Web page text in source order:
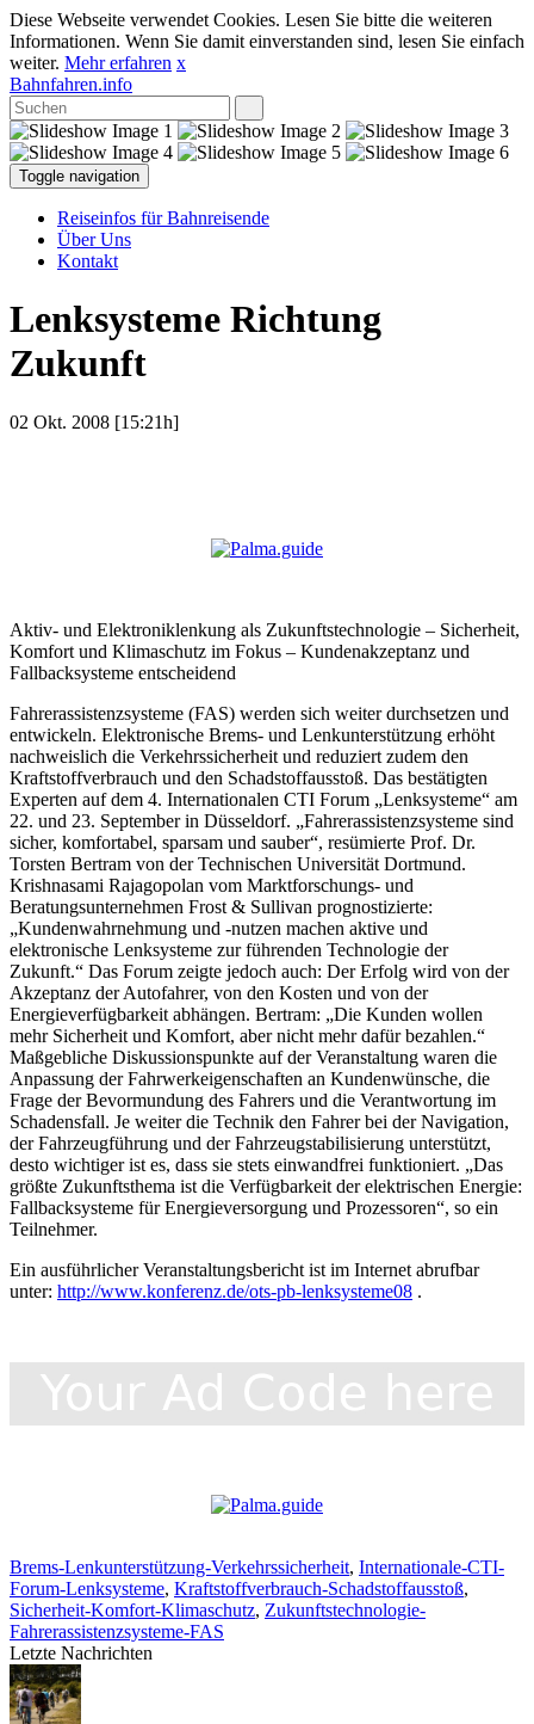
Diese Webseite verwendet Cookies. Lesen Sie bitte die weiteren
Informationen. Wenn Sie damit einverstanden sind, lesen Sie einfach
weiter. Mehr erfahren x
Bahnfahren.info
Toggle navigation
Reiseinfos für Bahnreisende
Über Uns
Kontakt
Lenksysteme Richtung
Zukunft
02 Okt. 2008 [15:21h]
Aktiv- und Elektroniklenkung als Zukunftstechnologie – Sicherheit,
Komfort und Klimaschutz im Fokus – Kundenakzeptanz und
Fallbacksysteme entscheidend
Fahrerassistenzsysteme (FAS) werden sich weiter durchsetzen und
entwickeln. Elektronische Brems- und Lenkunterstützung erhöht
nachweislich die Verkehrssicherheit und reduziert zudem den
Kraftstoffverbrauch und den Schadstoffausstoß. Das bestätigten
Experten auf dem 4. Internationalen CTI Forum „Lenksysteme“ am
22. und 23. September in Düsseldorf. „Fahrerassistenzsysteme sind
sicher, komfortabel, sparsam und sauber“, resümierte Prof. Dr.
Torsten Bertram von der Technischen Universität Dortmund.
Krishnasami Rajagopolan vom Marktforschungs- und
Beratungsunternehmen Frost & Sullivan prognostizierte:
„Kundenwahrnehmung und -nutzen machen aktive und
elektronische Lenksysteme zur führenden Technologie der
Zukunft.“ Das Forum zeigte jedoch auch: Der Erfolg wird von der
Akzeptanz der Autofahrer, von den Kosten und von der
Energieverfügbarkeit abhängen. Bertram: „Die Kunden wollen
mehr Sicherheit und Komfort, aber nicht mehr dafür bezahlen.“
Maßgebliche Diskussionspunkte auf der Veranstaltung waren die
Anpassung der Fahrwerkeigenschaften an Kundenwünsche, die
Frage der Bevormundung des Fahrers und die Verantwortung im
Schadensfall. Je weiter die Technik den Fahrer bei der Navigation,
der Fahrzeugführung und der Fahrzeugstabilisierung unterstützt,
desto wichtiger ist es, dass sie stets einwandfrei funktioniert. „Das
größte Zukunftsthema ist die Verfügbarkeit der elektrischen Energie:
Fallbacksysteme für Energieversorgung und Prozessoren“, so ein
Teilnehmer.
Ein ausführlicher Veranstaltungsbericht ist im Internet abrufbar
unter: http://www.konferenz.de/ots-pb-lenksysteme08 .
Brems-Lenkunterstützung-Verkehrssicherheit, Internationale-CTI-
Forum-Lenksysteme, Kraftstoffverbrauch-Schadstoffausstoß,
Sicherheit-Komfort-Klimaschutz, Zukunftstechnologie-
Fahrerassistenzsysteme-FAS
Letzte Nachrichten